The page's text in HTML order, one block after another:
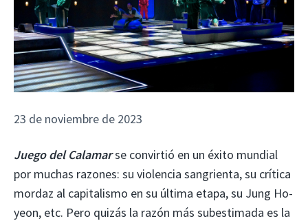
23 de noviembre de 2023
Juego del Calamarse convirtió en un éxito mundial
por muchas razones: su violencia sangrienta, su crítica
mordaz al capitalismo en su última etapa, su Jung Ho-
yeon, etc. Pero quizás la razón más subestimada es la